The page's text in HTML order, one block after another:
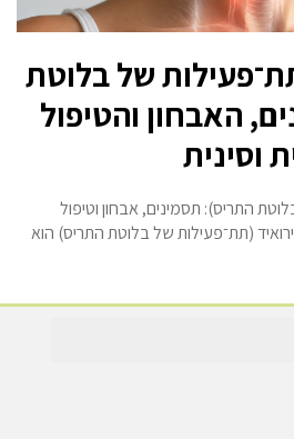
של בלוטת
האבחון והטיפול
וסינית
התריס): תסמינים, אבחון וטיפול
(תת־פעילות של בלוטת התריס) הוא